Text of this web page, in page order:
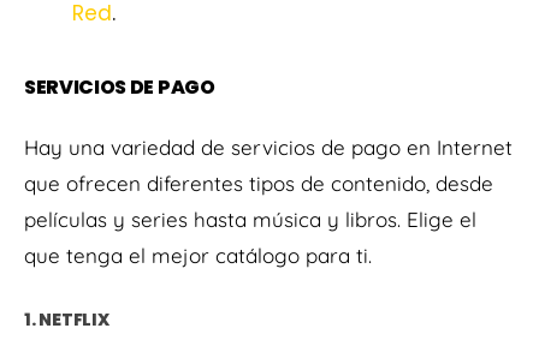
Red.
SERVICIOS DE PAGO
Hay una variedad de servicios de pago en Internet
que ofrecen diferentes tipos de contenido, desde
películas y series hasta música y libros. Elige el
que tenga el mejor catálogo para ti.
1. NETFLIX